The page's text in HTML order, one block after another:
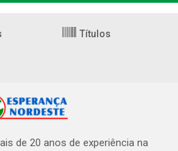
Títulos
de 20 anos de experiência na